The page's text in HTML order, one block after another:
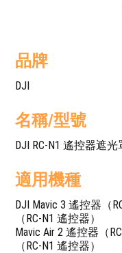
品牌
DJI
名稱/型號
DJI RC-N1 遙控器遮光
適用機種
DJI Mavic 3 遙控器（
（RC-N1 遙控器）
Mavic Air 2 遙控器（
（RC-N1 遙控器）